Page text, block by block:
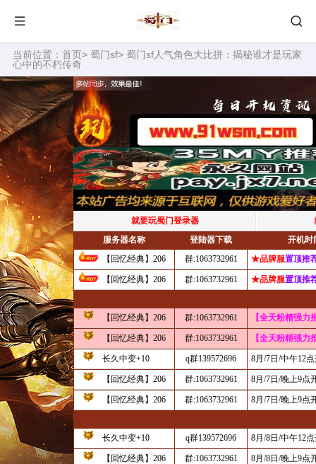
当前位置： 首页> 蜀门sf> 蜀门sf人气角色大比拼：揭秘谁才是玩家
心中的不朽传奇